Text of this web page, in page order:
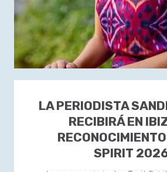
LA PERIODISTA
RECIBIRÁ EN
SPIRIT